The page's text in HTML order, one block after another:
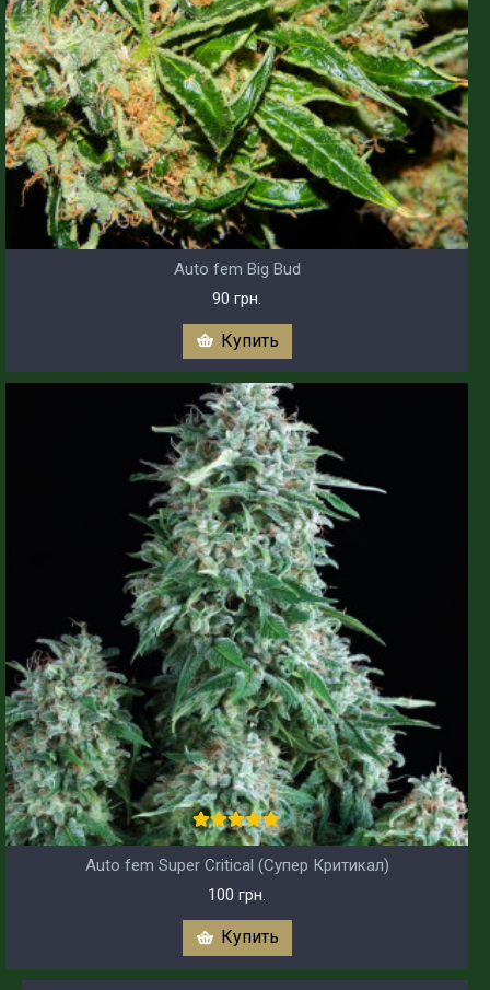
Auto fem Big Bud
90 грн.
Купить
Auto fem Super Critical (Супер Критикал)
100 грн.
Купить